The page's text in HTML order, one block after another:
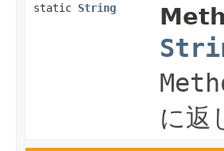
static String
に返